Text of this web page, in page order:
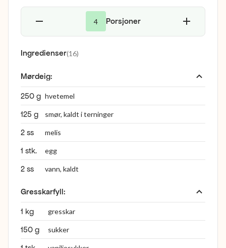
4 Porsjoner
Ingredienser(16)
Mørdeig:
250 g hvetemel
125 g smør, kaldt i terninger
2 ss melis
1 stk. egg
2 ss vann, kaldt
Gresskarfyll:
1 kg gresskar
150 g sukker